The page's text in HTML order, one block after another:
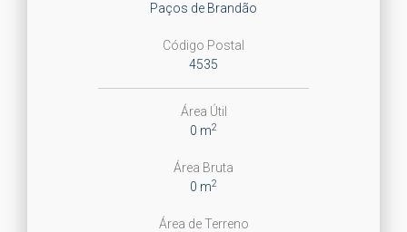
Paços de Brandão
Código Postal
4535
Área Útil
0 m2
Área Bruta
0 m2
Área de Terreno